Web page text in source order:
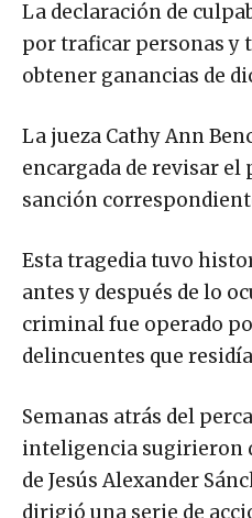
La declaración de
por traficar personas y
obtener ganancias de
La jueza Cathy Ann
encargada de revisar
sanción
Esta tragedia tuvo
antes y después de lo
criminal fue operado
delincuentes que
Semanas atrás del
inteligencia sugirieron
de Jesús Alexander
dirigió una serie de